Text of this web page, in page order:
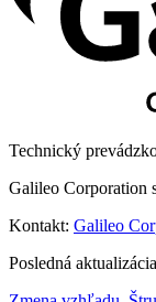
Technický
Galileo Corporation
Kontakt: Galileo
Posledná